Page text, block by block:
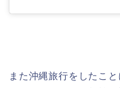
また沖縄旅行をしたこ